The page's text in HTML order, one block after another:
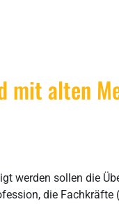
mit alten
werden sollen die
die